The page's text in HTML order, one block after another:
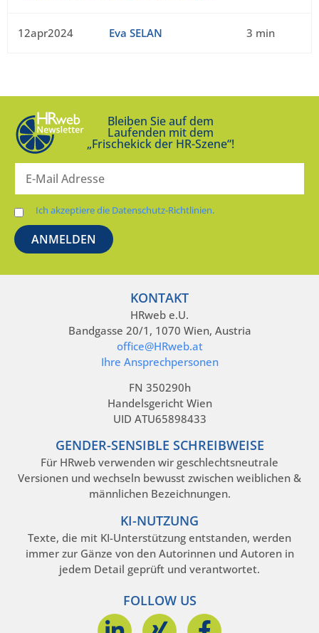
12apr2024 Eva SELAN 3 min
Bleiben Sie auf dem
Laufenden mit dem
„Frischekick der HR-Szene“!
Ich akzeptiere die Datenschutz-Richtlinien.
KONTAKT
HRweb e.U.
Bandgasse 20/1, 1070 Wien, Austria
office@HRweb.at
Ihre Ansprechpersonen
FN 350290h
Handelsgericht Wien
UID ATU65898433
GENDER-SENSIBLE SCHREIBWEISE
Für HRweb verwenden wir geschlechtsneutrale
Versionen und wechseln bewusst zwischen weiblichen &
männlichen Bezeichnungen.
KI-NUTZUNG
Texte, die mit KI-Unterstützung entstanden, werden
immer zur Gänze von den Autorinnen und Autoren in
jedem Detail geprüft und verantwortet.
FOLLOW US